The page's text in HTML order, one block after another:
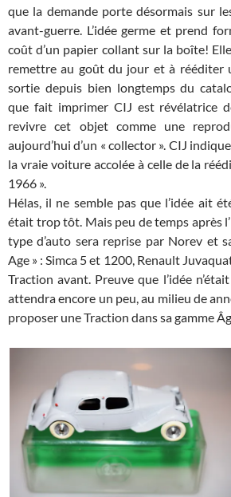
que la demande porte désormais sur
avant-guerre. L’idée germe et prend
coût d’un papier collant sur la boîte!
remettre au goût du jour et à rééditer
sortie depuis bien longtemps du
que fait imprimer CIJ est révélatrice
revivre cet objet comme une
aujourd’hui d’un « collector ». CIJ
la vraie voiture accolée à celle de la
1966 ».
Hélas, il ne semble pas que l’idée ait
était trop tôt. Mais peu de temps après
type d’auto sera reprise par Norev et
Age » : Simca 5 et 1200, Renault
Traction avant. Preuve que l’idée
attendra encore un peu, au milieu de
proposer une Traction dans sa gamme